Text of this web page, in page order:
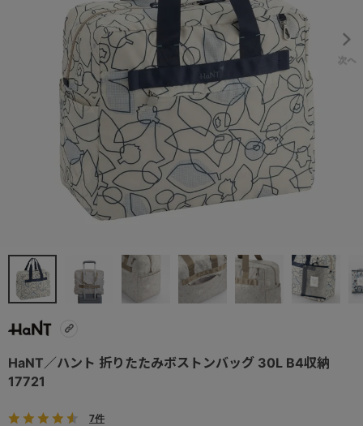
HaNT／ハント 折りたたみボストンバッグ 30L B4収納
17721
7件